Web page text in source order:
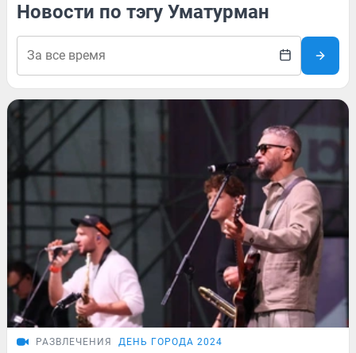
Новости по тэгу Уматурман
РАЗВЛЕЧЕНИЯ ДЕНЬ ГОРОДА 2024